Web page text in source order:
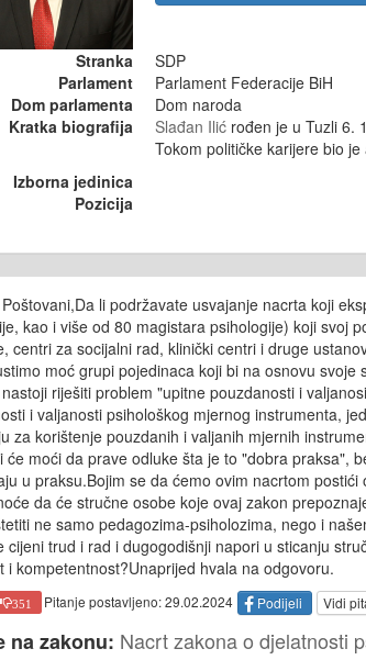
Stranka
SDP
Parlament
Parlament Federacije BiH
Dom parlamenta
Dom naroda
Kratka biografija
Slađan Ilić rođen je u Tuzli 6.
Tokom političke karijere bio
Izborna jedinica
Pozicija
Poštovani,Da li podržavate usvajanje nacrta koji
kao i više od 80 magistara psihologije) koji svoj
centri za socijalni rad, klinički centri i druge
moć grupi pojedinaca koji bi na osnovu
riješiti problem "upitne pouzdanosti i
i valjanosti psihološkog mjernog instrumenta,
za korištenje pouzdanih i valjanih mjernih
će moći da prave odluke šta je to "dobra praksa",
u praksu.Bojim se da ćemo ovim nacrtom
da će stručne osobe koje ovaj zakon
ne samo pedagozima-psiholozima, nego i
cijeni trud i rad i dugogodišnji napori u sticanju
i kompetentnost?Unaprijed hvala na odgovoru.
351 Pitanje postavljeno: 29.02.2024 Podijeli Vidi
na zakonu: Nacrt zakona o djelatnosti